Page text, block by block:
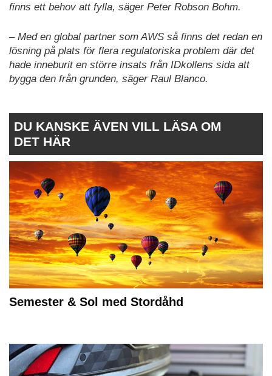
finns ett behov att fylla, säger Peter Robson Bohm.
– Med en global partner som AWS så finns det redan en
lösning på plats för flera regulatoriska problem där det
hade inneburit en större insats från IDkollens sida att
bygga den från grunden, säger Raul Blanco.
DU KANSKE ÄVEN VILL LÄSA OM
DET HÄR
Semester & Sol med Stordåhd